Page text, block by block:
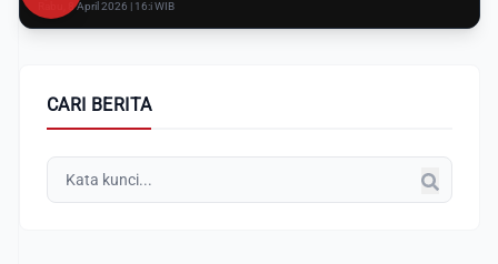
Rabu, 8 April 2026 | 16:i WIB
CARI BERITA